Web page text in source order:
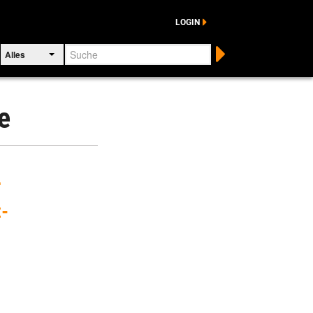
LOGIN
Alles Suche